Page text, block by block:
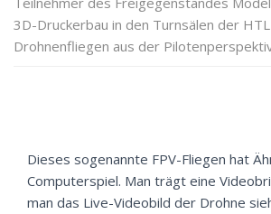
3D-Druckerbau in den Turnsälen der
Drohnenfliegen aus der
Dieses sogenannte FPV-Fliegen hat
Computerspiel. Man trägt eine
man das Live-Videobild der Drohne